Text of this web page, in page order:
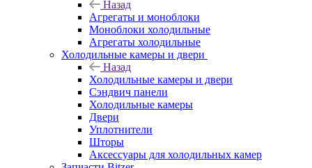
Назад
Агрегаты и моноблоки
Моноблоки холодильные
Агрегаты холодильные
Холодильные камеры и двери
Назад
Холодильные камеры и двери
Сэндвич панели
Холодильные камеры
Двери
Уплотнители
Шторы
Аксессуары для холодильных камер